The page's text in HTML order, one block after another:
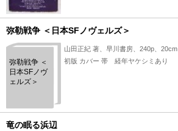
弥勒戦争 ＜日本SFノヴェルズ＞
弥勒戦争 ＜
日本SFノヴ
ェルズ＞
山田正紀 著、早川書房、240p、20cm
初版 カバー 帯 経年ヤケシミあり
竜の眠る浜辺